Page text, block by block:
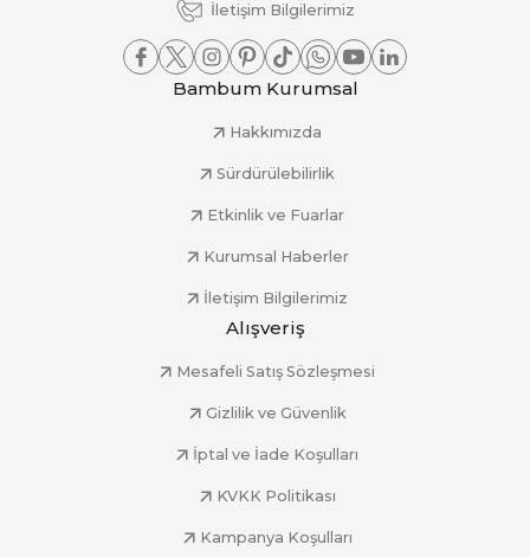
İletişim Bilgilerimiz
Bambum Kurumsal
Hakkımızda
Sürdürülebilirlik
Etkinlik ve Fuarlar
Kurumsal Haberler
İletişim Bilgilerimiz
Alışveriş
Mesafeli Satış Sözleşmesi
Gizlilik ve Güvenlik
İptal ve İade Koşulları
KVKK Politikası
Kampanya Koşulları